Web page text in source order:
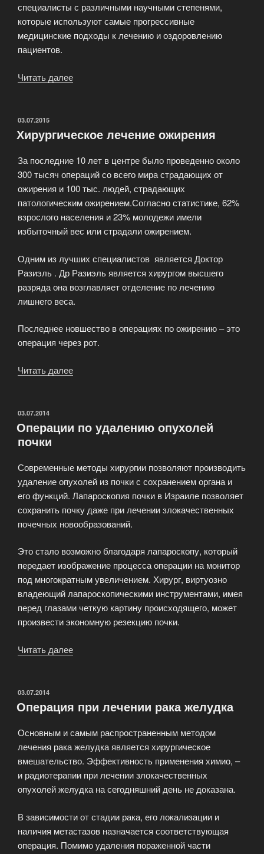
специалисты с различными научными степенями,
которые используют самые прогрессивные
медицинские подходы к лечению и оздоровлению
пациентов.
Читать далее
ОПУБЛИКОВАНО
03.07.2015
Хирургическое лечение ожирения
За последние 10 лет в центре было проведенно около
300 тысяч операций со всего мира страдающих от
ожирения и 100 тыс. людей, страдающих
патологическим ожирением.Согласно статистике, 62%
взрослого населения и 23% молодежи имели
избыточный вес или страдали ожирением.
Одним из лучших специалистов является Доктор
Разиэль . Др Разиэль является хирургом высшего
разряда она возглавляет отделение по лечению
лишнего веса.
Последнее новшество в операциях по ожирению – это
операция через рот.
Читать далее
ОПУБЛИКОВАНО
03.07.2014
Операции по удалению опухолей
почки
Современные методы хирургии позволяют производить
удаление опухолей из почки с сохранением органа и
его функций. Лапароскопия почки в Израиле позволяет
сохранить почку даже при лечении злокачественных
почечных новообразований.
Это стало возможно благодаря лапароскопу, который
передает изображение процесса операции на монитор
под многократным увеличением. Хирург, виртуозно
владеющий лапароскопическими инструментами, имея
перед глазами четкую картину происходящего, может
произвести экономную резекцию почки.
Читать далее
почки»
ОПУБЛИКОВАНО
03.07.2014
Операция при лечении рака желудка
Основным и самым распространенным методом
лечения рака желудка является хирургическое
вмешательство. Эффективность применения химио, –
и радиотерапии при лечении злокачественных
опухолей желудка на сегодняшний день не доказана.
В зависимости от стадии рака, его локализации и
наличия метастазов назначается соответствующая
операция. Помимо удаления пораженной части